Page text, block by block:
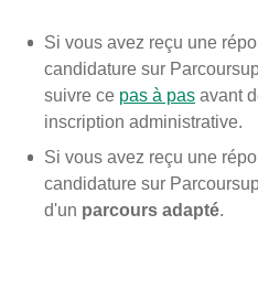
Si vous avez reçu une
candidature sur
suivre ce pas à pas avant
inscription administrative.
Si vous avez reçu une
candidature sur
d'un parcours adapté.